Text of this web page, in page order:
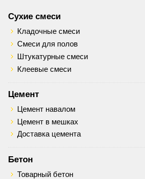
Сухие смеси
Кладочные смеси
Смеси для полов
Штукатурные смеси
Клеевые смеси
Цемент
Цемент навалом
Цемент в мешках
Доставка цемента
Бетон
Товарный бетон